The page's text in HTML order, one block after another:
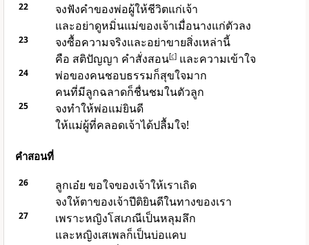
22
จงฟังคำของพ่อผู้ให้ชีวิตแก่เจ้า
และอย่าดูหมิ่นแม่ของเจ้าเมื่อนางแก่ตัวลง
23
จงซื้อความจริงและอย่าขายสิ่งเหล่านี้
คือ สติปัญญา คำสั่งสอน[c]และความเข้าใจ
24
พ่อของคนชอบธรรมก็สุขใจมาก
คนที่มีลูกฉลาดก็ชื่นชมในตัวลูก
25
จงทำให้พ่อแม่ยินดี
ให้แม่ผู้ที่คลอดเจ้าได้ปลื้มใจ!
คำสอนที่
26
ลูกเอ๋ย ขอใจของเจ้าให้เราเถิด
จงให้ตาของเจ้าปีติยินดีในทางของเรา
27
เพราะหญิงโสเภณีเป็นหลุมลึก
และหญิงเสเพลก็เป็นบ่อแคบ